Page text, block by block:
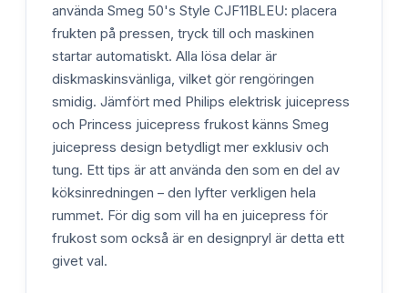
använda Smeg 50's Style CJF11BLEU: placera
frukten på pressen, tryck till och maskinen
startar automatiskt. Alla lösa delar är
diskmaskinsvänliga, vilket gör rengöringen
smidig. Jämfört med Philips elektrisk juicepress
och Princess juicepress frukost känns Smeg
juicepress design betydligt mer exklusiv och
tung. Ett tips är att använda den som en del av
köksinredningen – den lyfter verkligen hela
rummet. För dig som vill ha en juicepress för
frukost som också är en designpryl är detta ett
givet val.